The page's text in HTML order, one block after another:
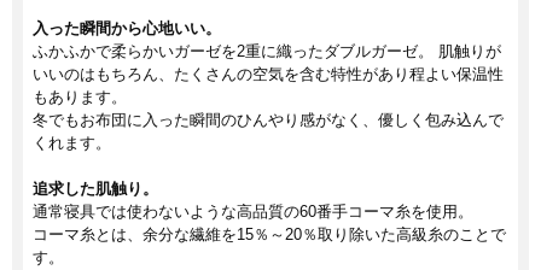
入った瞬間から心地いい。
ふかふかで柔らかいガーゼを2重に織ったダブルガーゼ。 肌触りが
いいのはもちろん、たくさんの空気を含む特性があり程よい保温性
もあります。
冬でもお布団に入った瞬間のひんやり感がなく、優しく包み込んで
くれます。
追求した肌触り。
通常寝具では使わないような高品質の60番手コーマ糸を使用。
コーマ糸とは、余分な繊維を15％～20％取り除いた高級糸のことで
す。